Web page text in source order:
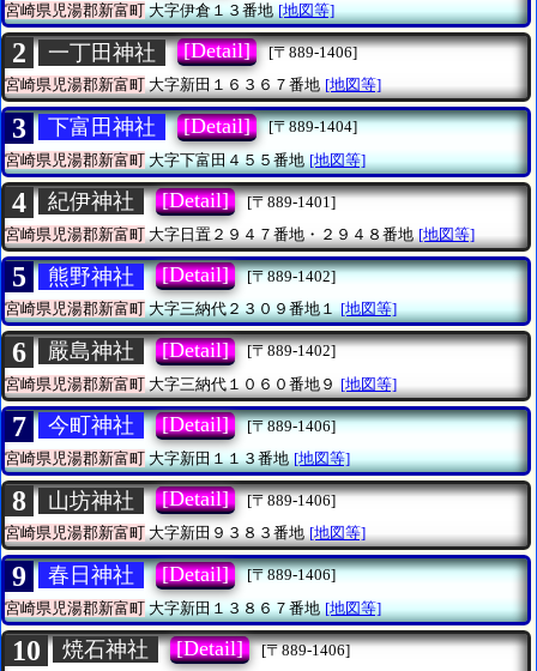
宮崎県児湯郡新富町大字伊倉１３番地 [地図等]
2 一丁田神社 [Detail]
[〒889-1406]
宮崎県児湯郡新富町大字新田１６３６７番地 [地図等]
3 下富田神社 [Detail]
[〒889-1404]
宮崎県児湯郡新富町大字下富田４５５番地 [地図等]
4 紀伊神社 [Detail]
[〒889-1401]
宮崎県児湯郡新富町 大字日置２９４７番地・２９４８番地 [地図等]
5 熊野神社 [Detail]
[〒889-1402]
宮崎県児湯郡新富町大字三納代２３０９番地１ [地図等]
6 嚴島神社 [Detail]
[〒889-1402]
宮崎県児湯郡新富町 大字三納代１０６０番地９ [地図等]
7 今町神社 [Detail]
[〒889-1406]
宮崎県児湯郡新富町大字新田１１３番地 [地図等]
8 山坊神社 [Detail]
[〒889-1406]
宮崎県児湯郡新富町大字新田９３８３番地 [地図等]
9 春日神社 [Detail]
[〒889-1406]
宮崎県児湯郡新富町大字新田１３８６７番地 [地図等]
10 焼石神社 [Detail]
[〒889-1406]